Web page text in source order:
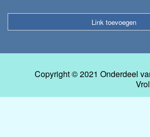
Link toevoegen
Copyright © 2021 Onderdeel